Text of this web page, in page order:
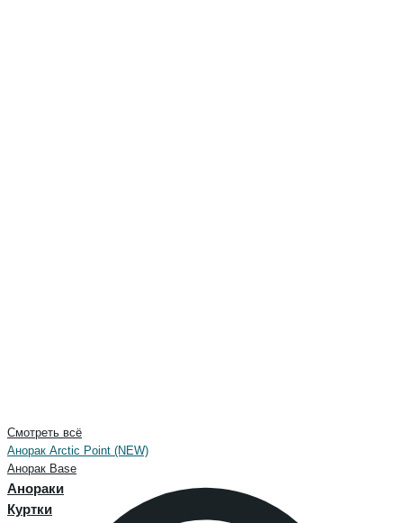
Смотреть всё
Анорак Arctic Point (NEW)
Анорак Base
Анораки
Куртки